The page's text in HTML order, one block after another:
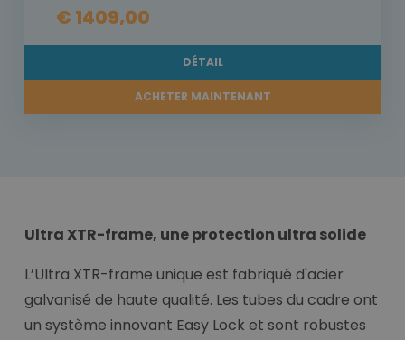
€ 1409,00
DÉTAIL
ACHETER MAINTENANT
Ultra XTR-frame, une protection ultra solide
L’Ultra XTR-frame unique est fabriqué d'acier
galvanisé de haute qualité. Les tubes du cadre ont
un système innovant Easy Lock et sont robustes